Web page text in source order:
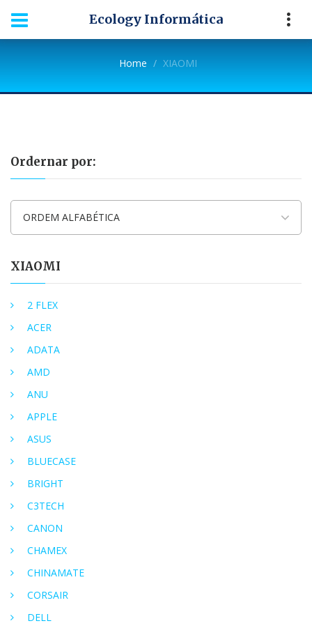
Ecology Informática
Home XIAOMI
Ordernar por:
ORDEM ALFABÉTICA
XIAOMI
2 FLEX
ACER
ADATA
AMD
ANU
APPLE
ASUS
BLUECASE
BRIGHT
C3TECH
CANON
CHAMEX
CHINAMATE
CORSAIR
DELL